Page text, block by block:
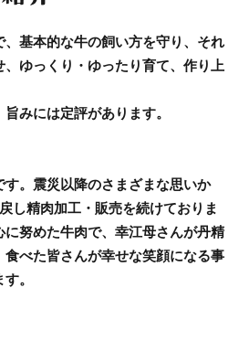
、基本的な牛の飼い方を守り、それ
ゆっくり・ゆったり育て、作り上
みには定評があります。
。震災以降のさまざまな思いか
し精肉加工・販売を続けておりま
努めた牛肉で、幸江母さんが丹精
べた皆さんが幸せな笑顔になる事
。